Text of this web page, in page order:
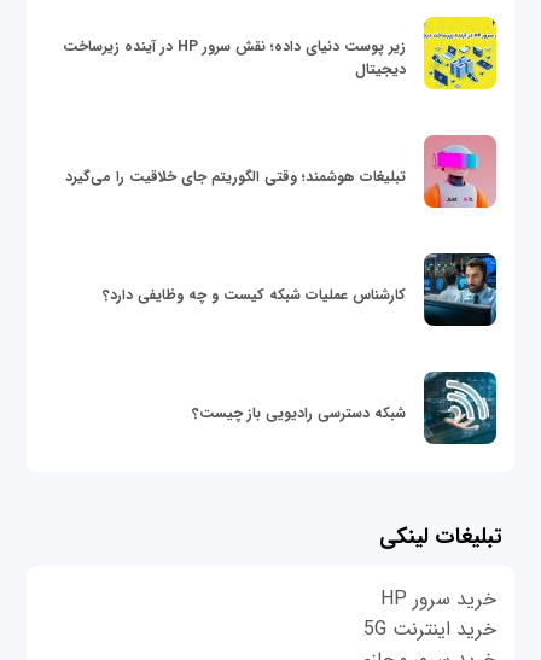
زیر پوست دنیای داده؛ نقش سرور HP در آینده زیرساخت
دیجیتال
تبلیغات هوشمند؛ وقتی الگوریتم جای خلاقیت را می‌گیرد
کارشناس عملیات شبکه کیست و چه وظایفی دارد؟
شبکه دسترسی رادیویی باز چیست؟
تبلیغات لینکی
خرید سرور HP
خرید اینترنت 5G